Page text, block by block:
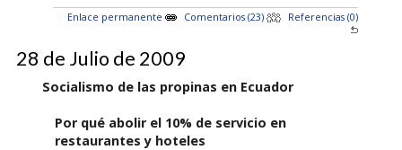
Enlace permanente Comentarios (23) Referencias (0)
28 de Julio de 2009
Socialismo de las propinas en Ecuador
Por qué abolir el 10% de servicio en
restaurantes y hoteles